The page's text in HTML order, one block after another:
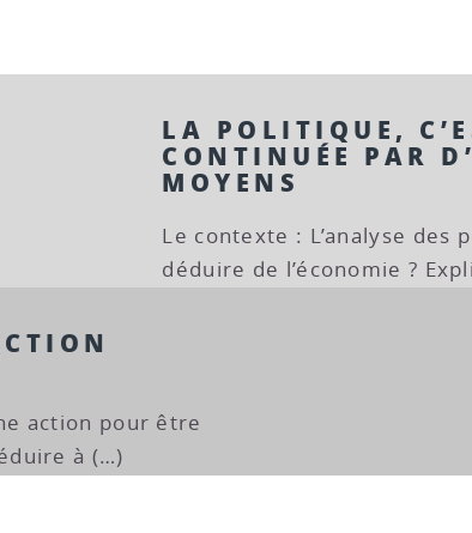
LA POLITIQUE,
CONTINUÉE PAR
MOYENS
Le contexte : L’analyse des
déduire de l’économie ?
action pour être
à (…)